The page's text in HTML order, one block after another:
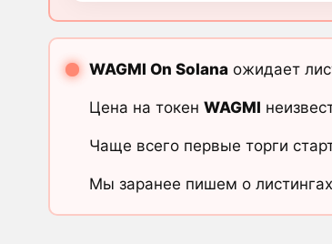
WAGMI On Solana ожидает
Цена на токен WAGMI
Чаще всего первые торги
Мы заранее пишем о